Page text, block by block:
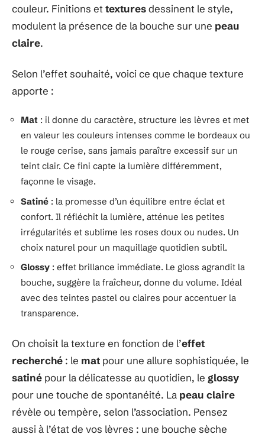
couleur. Finitions et texturesdessinent le style,
modulent la présence de la bouche sur une peau
claire.
Selon l’effet souhaité, voici ce que chaque texture
apporte :
Mat : il donne du caractère, structure les lèvres et met
en valeur les couleurs intenses comme le bordeaux ou
le rouge cerise, sans jamais paraître excessif sur un
teint clair. Ce fini capte la lumière différemment,
façonne le visage.
Satiné : la promesse d’un équilibre entre éclat et
confort. Il réfléchit la lumière, atténue les petites
irrégularités et sublime les roses doux ou nudes. Un
choix naturel pour un maquillage quotidien subtil.
Glossy : effet brillance immédiate. Le gloss agrandit la
bouche, suggère la fraîcheur, donne du volume. Idéal
avec des teintes pastel ou claires pour accentuer la
transparence.
On choisit la texture en fonction de l’effet
recherché : le mat pour une allure sophistiquée, le
satiné pour la délicatesse au quotidien, le glossy
pour une touche de spontanéité. La peau claire
révèle ou tempère, selon l’association. Pensez
aussi à l’état de vos lèvres : une bouche sèche